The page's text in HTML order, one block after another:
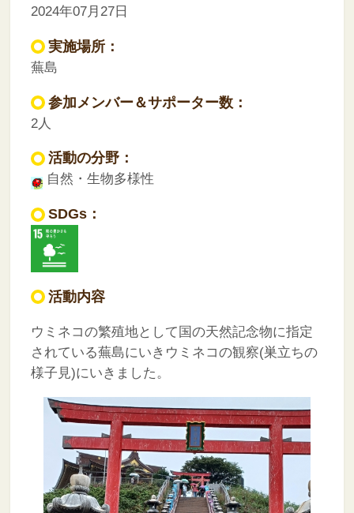
2024年07月27日
実施場所：
蕪島
参加メンバー＆サポーター数：
2人
活動の分野：
自然・生物多様性
SDGs：
活動内容
ウミネコの繁殖地として国の天然記念物に指定
されている蕪島にいきウミネコの観察(巣立ちの
様子見)にいきました。